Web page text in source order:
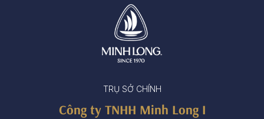
TRỤ SỞ CHÍNH
Công ty TNHH Minh Long I